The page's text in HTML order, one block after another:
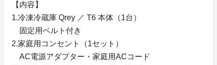
【内容】
1.冷凍冷蔵庫 Qrey ／ T6 本体（1台）
固定用ベルト付き
2.家庭用コンセント（1セット）
AC電源アダプター・家庭用ACコード